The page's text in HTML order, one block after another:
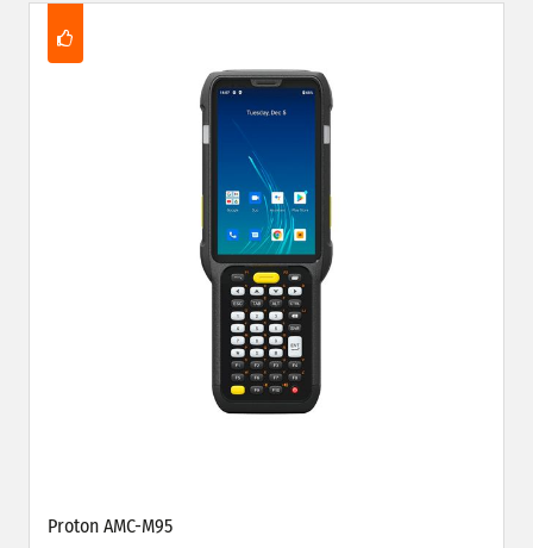
Proton AMC-M95